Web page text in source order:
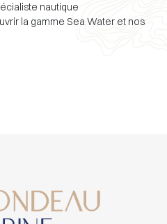
nautique
la gamme Sea Water et nos